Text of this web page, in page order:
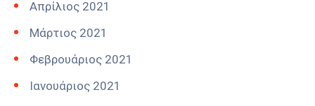
Απρίλιος 2021
Μάρτιος 2021
Φεβρουάριος 2021
Ιανουάριος 2021